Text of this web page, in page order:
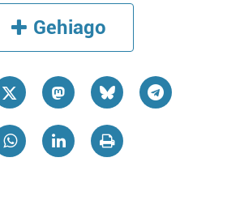
Gehiago